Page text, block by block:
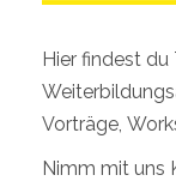
Hier findest du
Vorträge,
Nimm mit uns